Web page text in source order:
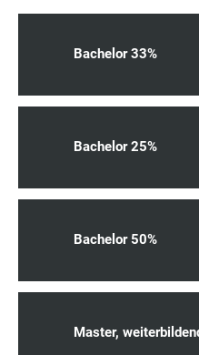
Bachelor 33%
Bachelor 25%
Bachelor 50%
Master,